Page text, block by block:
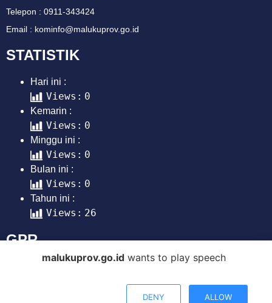
Telepon : 0911-343424
Email : kominfo@malukuprov.go.id
STATISTIK
Hari ini :
Views: 0
Kemarin :
Views: 0
Minggu ini :
Views: 0
Bulan ini :
Views: 0
Tahun ini :
Views: 26
GPR
malukuprov.go.idwants to play speech
DENY ALLOW